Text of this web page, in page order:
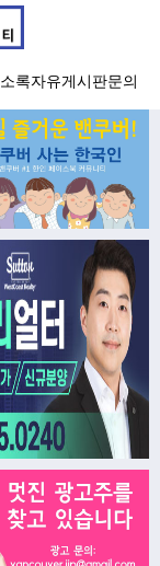
록자유게시판문의